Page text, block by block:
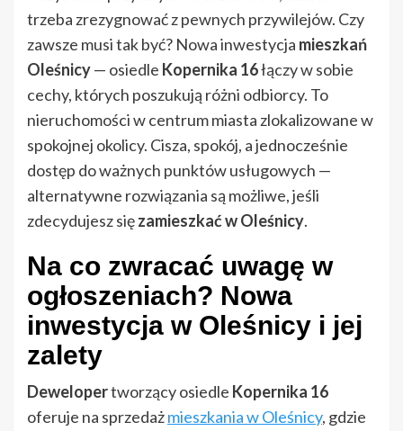
trzeba zrezygnować z pewnych przywilejów. Czy
zawsze musi tak być? Nowa inwestycja mieszkań
Oleśnicy— osiedle Kopernika 16łączy w sobie
cechy, których poszukują różni odbiorcy. To
nieruchomości w centrum miasta zlokalizowane w
spokojnej okolicy. Cisza, spokój, a jednocześnie
dostęp do ważnych punktów usługowych —
alternatywne rozwiązania są możliwe, jeśli
zdecydujesz sięzamieszkać w Oleśnicy.
Na co zwracać uwagę w
ogłoszeniach? Nowa
inwestycja w Oleśnicy i jej
zalety
Dewelopertworzący osiedle Kopernika 16
oferuje na sprzedażmieszkania w Oleśnicy, gdzie